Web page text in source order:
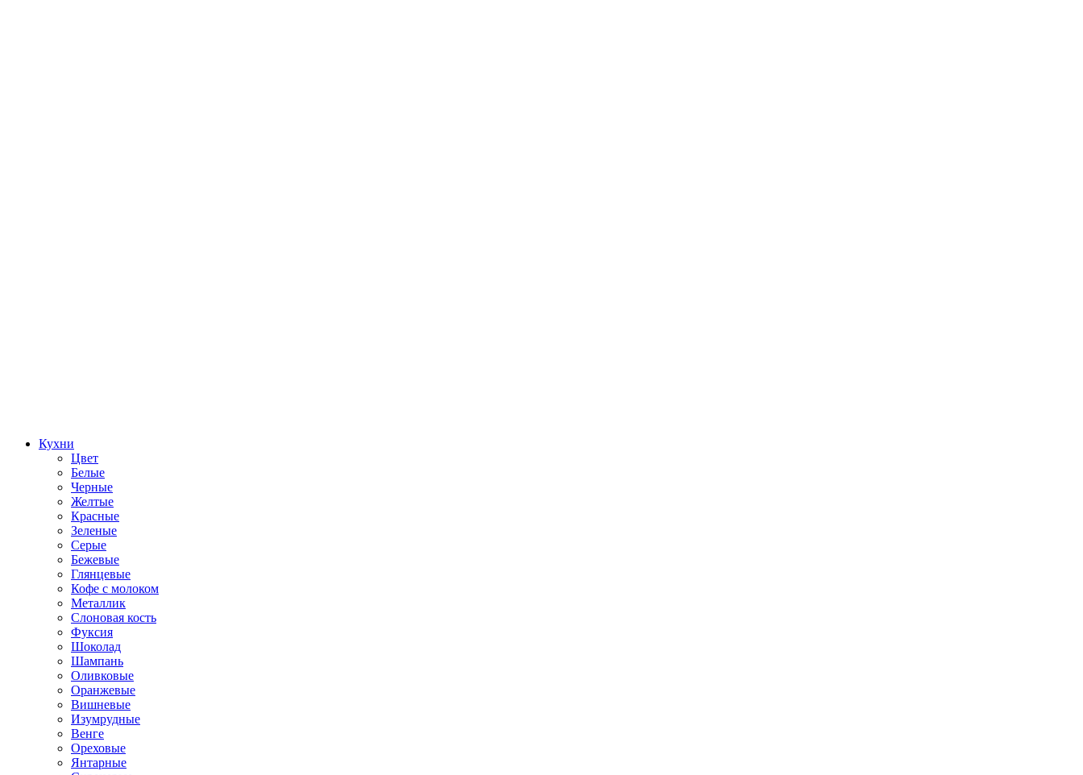
Кухни
Цвет
Белые
Черные
Желтые
Красные
Зеленые
Серые
Бежевые
Глянцевые
Кофе с молоком
Металлик
Слоновая кость
Фуксия
Шоколад
Шампань
Оливковые
Оранжевые
Вишневые
Изумрудные
Венге
Ореховые
Янтарные